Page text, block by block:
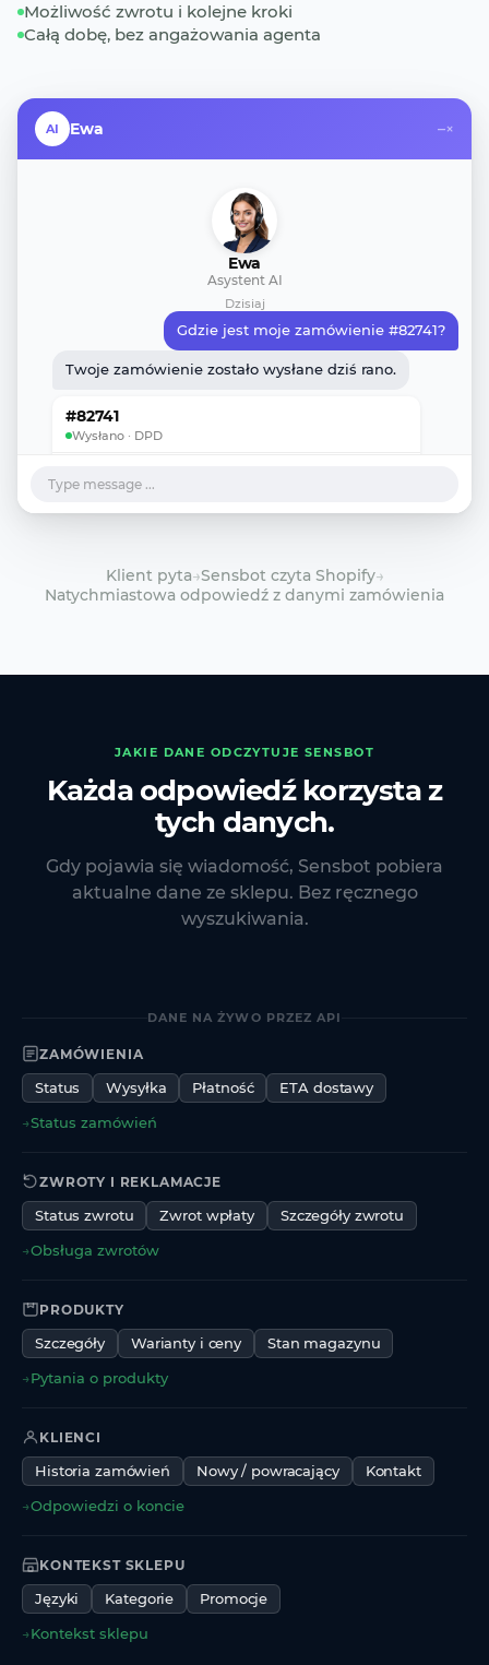
Możliwość zwrotu i kolejne kroki
Całą dobę, bez angażowania agenta
AI Ewa –×
Ewa
Asystent AI
Dzisiaj
Gdzie jest moje zamówienie #82741?
Twoje zamówienie zostało wysłane dziś rano.
#82741
Wysłano · DPD
Jutro
PRZEWOŹNIK
DPD
Type message ...
Klient pyta→Sensbot czyta Shopify→
Natychmiastowa odpowiedź z danymi zamówienia
JAKIE DANE ODCZYTUJE SENSBOT
Każda odpowiedź korzysta z
tych danych.
Gdy pojawia się wiadomość, Sensbot pobiera
aktualne dane ze sklepu. Bez ręcznego
wyszukiwania.
DANE NA ŻYWO PRZEZ API
ZAMÓWIENIA
Status Wysyłka Płatność ETA dostawy
→Status zamówień
ZWROTY I REKLAMACJE
Status zwrotu Zwrot wpłaty Szczegóły zwrotu
→Obsługa zwrotów
PRODUKTY
Szczegóły Warianty i ceny Stan magazynu
→Pytania o produkty
KLIENCI
Historia zamówień Nowy / powracający Kontakt
→Odpowiedzi o koncie
KONTEKST SKLEPU
Języki Kategorie Promocje
→Kontekst sklepu